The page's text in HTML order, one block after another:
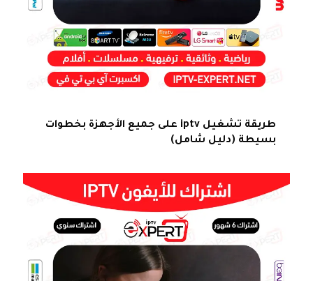
طريقة تشغيل iptv على جميع الأجهزة بخطوات
بسيطة (دليل شامل)